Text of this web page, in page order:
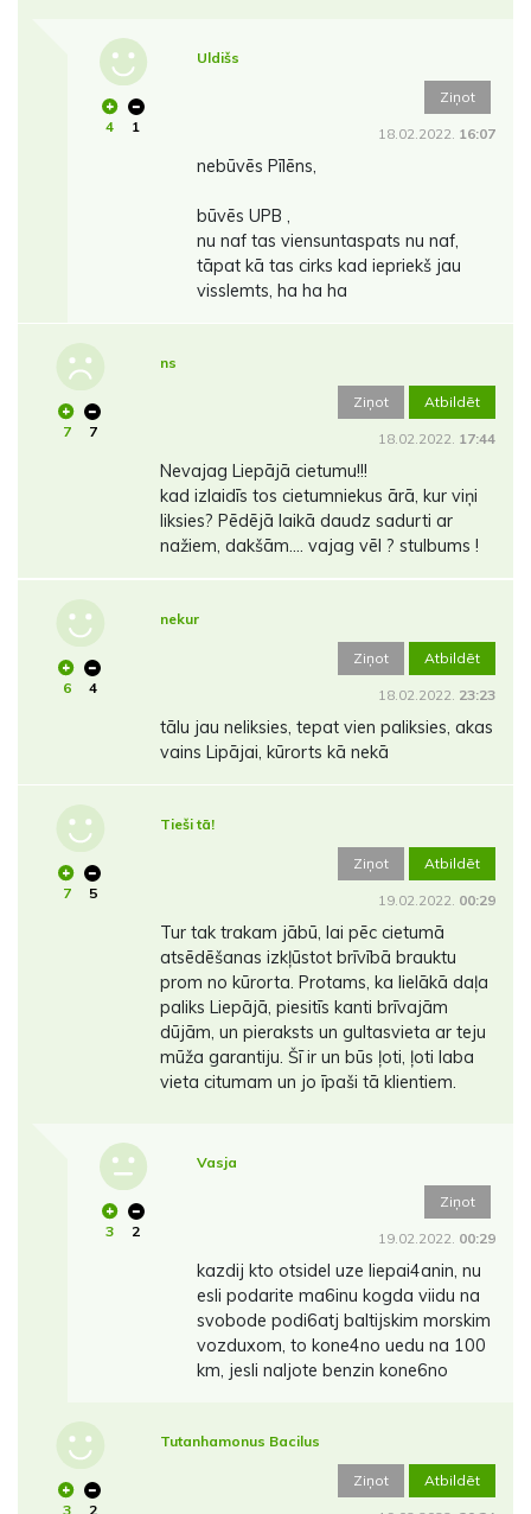
4 1
Uldišs
Ziņot
18.02.2022. 16:07
nebūvēs Pīlēns,
būvēs UPB ,
nu naf tas viensuntaspats nu naf,
tāpat kā tas cirks kad iepriekš jau
visslemts, ha ha ha
7 7
ns
Ziņot Atbildēt
18.02.2022. 17:44
Nevajag Liepājā cietumu!!!
kad izlaidīs tos cietumniekus ārā, kur viņi
liksies? Pēdējā laikā daudz sadurti ar
nažiem, dakšām.... vajag vēl ? stulbums !
6 4
nekur
Ziņot Atbildēt
18.02.2022. 23:23
tālu jau neliksies, tepat vien paliksies, akas
vains Lipājai, kūrorts kā nekā
7 5
Tieši tā!
Ziņot Atbildēt
19.02.2022. 00:29
Tur tak trakam jābū, lai pēc cietumā
atsēdēšanas izkļūstot brīvībā brauktu
prom no kūrorta. Protams, ka lielākā daļa
paliks Liepājā, piesitīs kanti brīvajām
dūjām, un pieraksts un gultasvieta ar teju
mūža garantiju. Šī ir un būs ļoti, ļoti laba
vieta citumam un jo īpaši tā klientiem.
3 2
Vasja
Ziņot
19.02.2022. 00:29
kazdij kto otsidel uze liepai4anin, nu
esli podarite ma6inu kogda viidu na
svobode podi6atj baltijskim morskim
vozduxom, to kone4no uedu na 100
km, jesli naljote benzin kone6no
3 2
Tutanhamonus Bacilus
Ziņot Atbildēt